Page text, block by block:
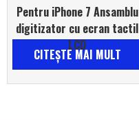
Pentru iPhone 7 Ansamblu
digitizator cu ecran tactil
LCD
CITEŞTE MAI MULT